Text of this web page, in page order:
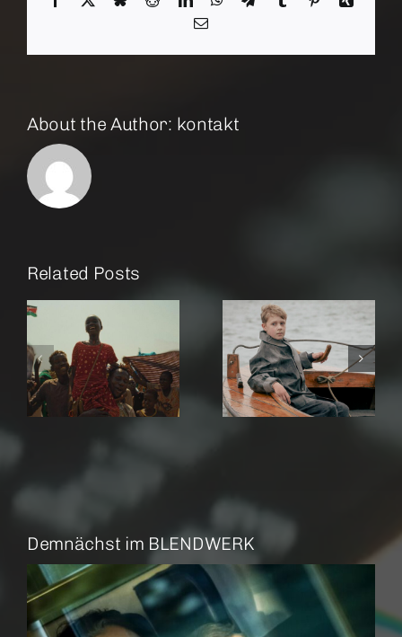
Email
About the Author: kontakt
Related Posts
Amrum Rose
Demnächst im BLENDWERK